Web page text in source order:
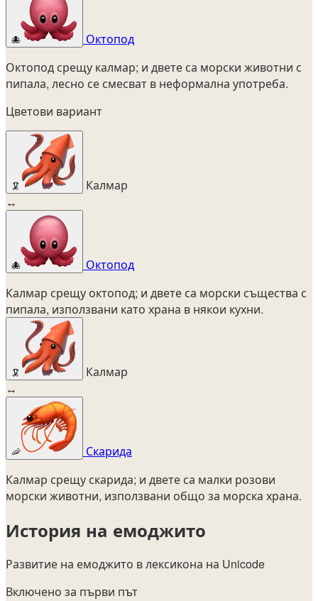
🐙
Октопод
Октопод срещу калмар; и двете са морски животни с
пипала, лесно се смесват в неформална употреба.
Цветови вариант
🦑
Калмар
↔
🐙
Октопод
Калмар срещу октопод; и двете са морски същества с
пипала, използвани като храна в някои кухни.
🦑
Калмар
↔
🦐
Скарида
Калмар срещу скарида; и двете са малки розови
морски животни, използвани общо за морска храна.
История на емоджито
Развитие на емоджито в лексикона на Unicode
Включено за първи път